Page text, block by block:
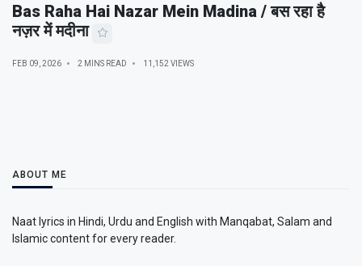
Bas Raha Hai Nazar Mein Madina / बस रहा है
नज़र में मदीना
FEB 09, 2026 2 MINS READ 11,152 VIEWS
ABOUT ME
Naat lyrics in Hindi, Urdu and English with Manqabat, Salam and
Islamic content for every reader.